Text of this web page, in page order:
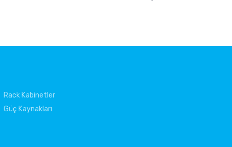
Rack Kabinetler
Güç Kaynakları